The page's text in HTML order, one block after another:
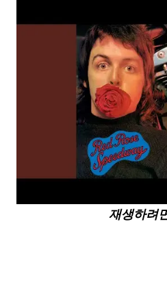
재생하려